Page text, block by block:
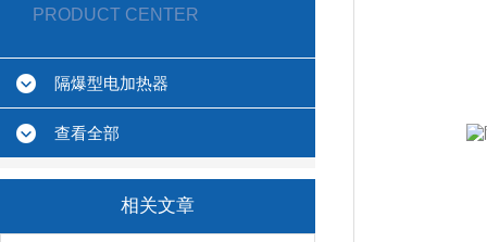
PRODUCT CENTER
隔爆型电加热器
查看全部
相关文章